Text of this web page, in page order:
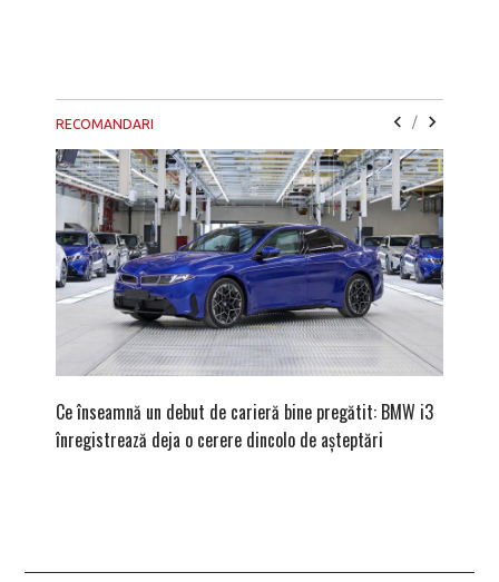
RECOMANDARI /
Ce înseamnă un debut de carieră bine pregătit: BMW i3
înregistrează deja o cerere dincolo de așteptări